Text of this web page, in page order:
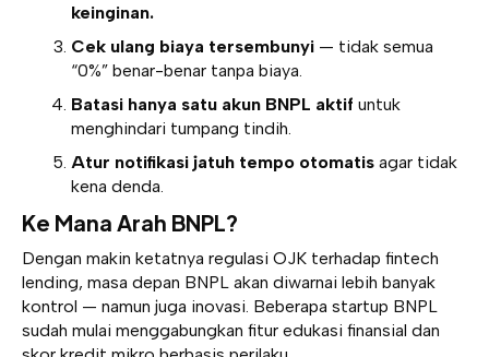
keinginan.
Cek ulang biaya tersembunyi — tidak semua
“0%” benar-benar tanpa biaya.
Batasi hanya satu akun BNPL aktif untuk
menghindari tumpang tindih.
Atur notifikasi jatuh tempo otomatis agar tidak
kena denda.
Ke Mana Arah BNPL?
Dengan makin ketatnya regulasi OJK terhadap fintech
lending, masa depan BNPL akan diwarnai lebih banyak
kontrol — namun juga inovasi. Beberapa startup BNPL
sudah mulai menggabungkan fitur edukasi finansial dan